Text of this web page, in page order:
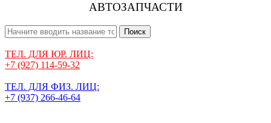
АВТОЗАПЧАСТИ
Поиск
ТЕЛ. ДЛЯ ЮР. ЛИЦ:
+7 (927) 114-59-32
ТЕЛ. ДЛЯ ФИЗ. ЛИЦ:
+7 (937) 266-46-64